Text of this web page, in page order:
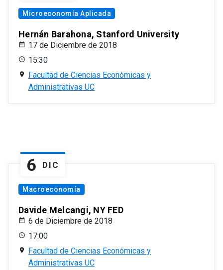
Microeconomía Aplicada
Hernán Barahona, Stanford University
17 de Diciembre de 2018
15:30
Facultad de Ciencias Económicas y
Administrativas UC
6 DIC
Macroeconomía
Davide Melcangi, NY FED
6 de Diciembre de 2018
17:00
Facultad de Ciencias Económicas y
Administrativas UC